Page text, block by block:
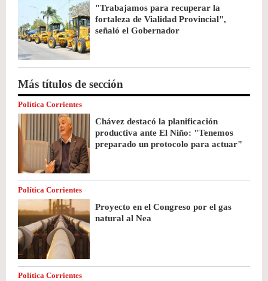
"Trabajamos para recuperar la
fortaleza de Vialidad Provincial",
señaló el Gobernador
Más títulos de sección
Política Corrientes
Chávez destacó la planificación
productiva ante El Niño: "Tenemos
preparado un protocolo para actuar"
Política Corrientes
Proyecto en el Congreso por el gas
natural al Nea
Política Corrientes